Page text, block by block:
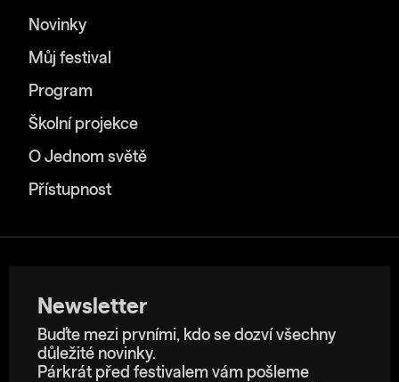
Novinky
Můj festival
Program
Školní projekce
O Jednom světě
Přístupnost
Newsletter
Buďte mezi prvními, kdo se dozví všechny
důležité novinky.
Párkrát před festivalem vám pošleme